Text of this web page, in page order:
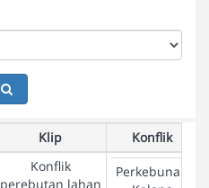
Klip
Konflik
Konflik
perebutan lahan
Perkebunan